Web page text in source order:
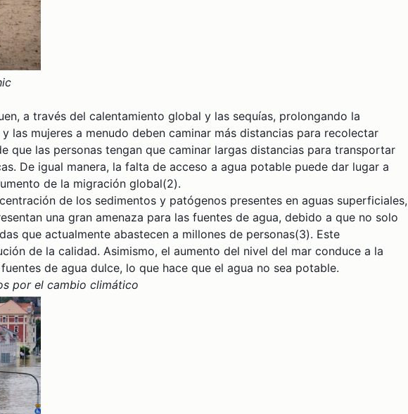
a través del calentamiento global y las sequías, prolongando la
mujeres a menudo deben caminar más distancias para recolectar
las personas tengan que caminar largas distancias para transportar
De igual manera, la falta de acceso a agua potable puede dar lugar a
de la migración global(2).
de los sedimentos y patógenos presentes en aguas superficiales,
una gran amenaza para las fuentes de agua, debido a que no solo
que actualmente abastecen a millones de personas(3). Este
de la calidad. Asimismo, el aumento del nivel del mar conduce a la
de agua dulce, lo que hace que el agua no sea potable.
por el cambio climático